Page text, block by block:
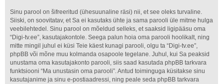
Sinu parool on šifreeritud (ühesuunaline räsi) nii, et see oleks turvaline.
Siiski, on soovitatav, et Sa ei kasutaks ühte ja sama parooli üle mitme hulga
veebilehtedel. Sinu parool on mõeldud selleks, et saaksid ligipääsu oma
“Digi-tv.ee”, kasutajakontole. Seega palun hoia oma parooli hoolikalt, ning
mitte mingil juhul ei küsi Teie käest kunagi parooli, olgu ta “Digi-tv.ee”,
phpBB või mõne muu kolmanda osapoole tegelane. Juhul, kui Sa peaksid
unustama oma kasutajakonto parooli, siis saad kasutada phpBB tarkvara
funktsiooni “Ma unustasin oma parooli”. Antud toiminguga küsitakse sinu
kasutajanime ja sinu e-postiaadressi, ning peale seda phpBB tarkvara